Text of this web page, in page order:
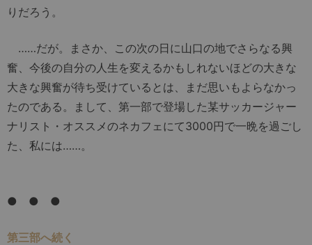
りだろう。
……だが。まさか、この次の日に山口の地でさらなる興
奮、今後の自分の人生を変えるかもしれないほどの大きな
大きな興奮が待ち受けているとは、まだ思いもよらなかっ
たのである。まして、第一部で登場した某サッカージャー
ナリスト・オススメのネカフェにて3000円で一晩を過ごし
た、私には……。
● ● ●
第三部へ続く